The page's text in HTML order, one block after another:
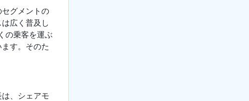
グメントの
広く普及し
の乗客を運ぶ
す。そのた
、シェアモ